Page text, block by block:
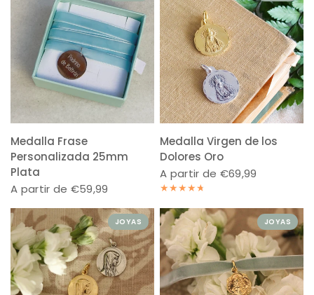
Medalla Frase
Personalizada 25mm
Plata
A partir de €59,99
Medalla Virgen de los
Dolores Oro
A partir de €69,99
JOYAS JOYAS